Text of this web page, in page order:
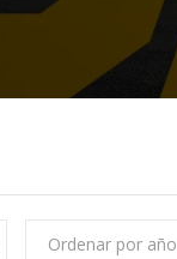
Ordenar por año